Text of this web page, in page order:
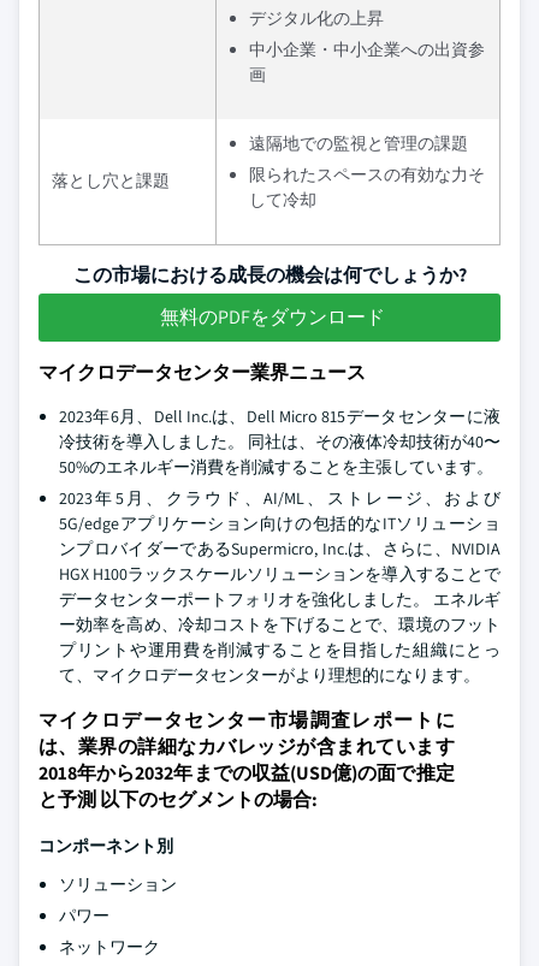
デジタル化の上昇
中小企業・中小企業への出資参
画
落とし穴と課題
遠隔地での監視と管理の課題
限られたスペースの有効な力そ
して冷却
この市場における成長の機会は何でしょうか?
無料のPDFをダウンロード
マイクロデータセンター業界ニュース
2023年6月、Dell Inc.は、Dell Micro 815データセンターに液
冷技術を導入しました。 同社は、その液体冷却技術が40〜
50%のエネルギー消費を削減することを主張しています。
2023年5月、クラウド、AI/ML、ストレージ、および
5G/edgeアプリケーション向けの包括的なITソリューショ
ンプロバイダーであるSupermicro, Inc.は、さらに、NVIDIA
HGX H100ラックスケールソリューションを導入することで
データセンターポートフォリオを強化しました。 エネルギ
ー効率を高め、冷却コストを下げることで、環境のフット
プリントや運用費を削減することを目指した組織にとっ
て、マイクロデータセンターがより理想的になります。
マイクロデータセンター市場調査レポートに
は、業界の詳細なカバレッジが含まれています
2018年から2032年までの収益(USD億)の面で推定
と予測 以下のセグメントの場合:
コンポーネント別
ソリューション
パワー
ネットワーク